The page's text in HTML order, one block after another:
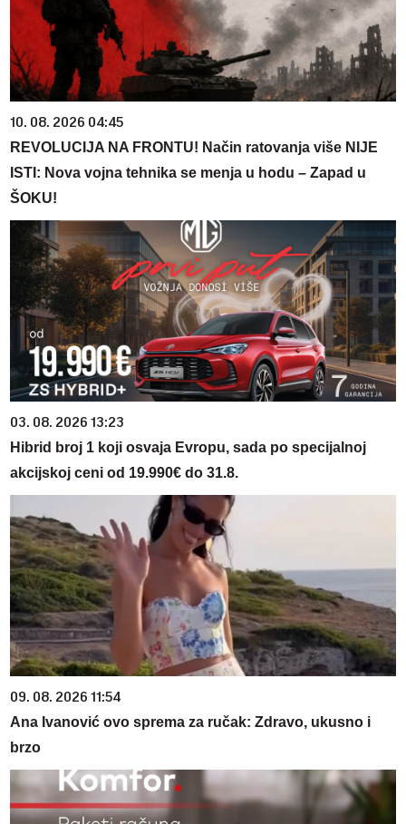
10. 08. 2026 04:45
REVOLUCIJA NA FRONTU! Način ratovanja više NIJE
ISTI: Nova vojna tehnika se menja u hodu – Zapad u
ŠOKU!
03. 08. 2026 13:23
Hibrid broj 1 koji osvaja Evropu, sada po specijalnoj
akcijskoj ceni od 19.990€ do 31.8.
09. 08. 2026 11:54
Ana Ivanović ovo sprema za ručak: Zdravo, ukusno i
brzo